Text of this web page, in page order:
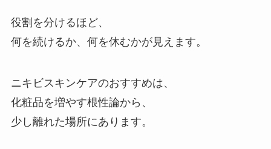
役割を分けるほど、
何を続けるか、何を休むかが見えます。
ニキビスキンケアのおすすめは、
化粧品を増やす根性論から、
少し離れた場所にあります。